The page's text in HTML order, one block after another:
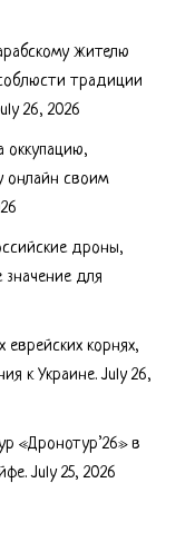
жителю
традиции
26, 2026
оккупацию,
онлайн своим
дроны,
для
еврейских корнях,
к Украине. July 26,
«Дронотур’26» в
July 25, 2026